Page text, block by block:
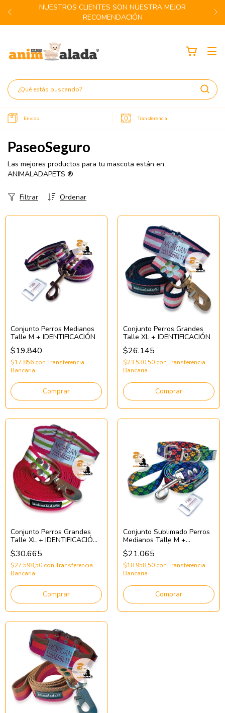
NUESTROS CLIENTES SON NUESTRA MEJOR
RECOMENDACIÓN
Envios Transferencia
PaseoSeguro
Las mejores productos para tu mascota están en
ANIMALADAPETS ®
Ordenar
Filtrar
Conjunto Perros Medianos
Talle M + IDENTIFICACIÓN
$19.840
$17.856 con Transferencia
Bancaria
Comprar
Conjunto Perros Grandes
Talle XL + IDENTIFICACIÓN
$26.145
$23.530,50 con Transferencia
Bancaria
Comprar
Conjunto Perros Grandes
Talle XL + IDENTIFICACIÓN
(Con Correa 3mts)
$30.665
$27.598,50 con Transferencia
Bancaria
Comprar
Conjunto Sublimado Perros
Medianos Talle M +
IDENTIFICACIÓN
$21.065
$18.958,50 con Transferencia
Bancaria
Comprar